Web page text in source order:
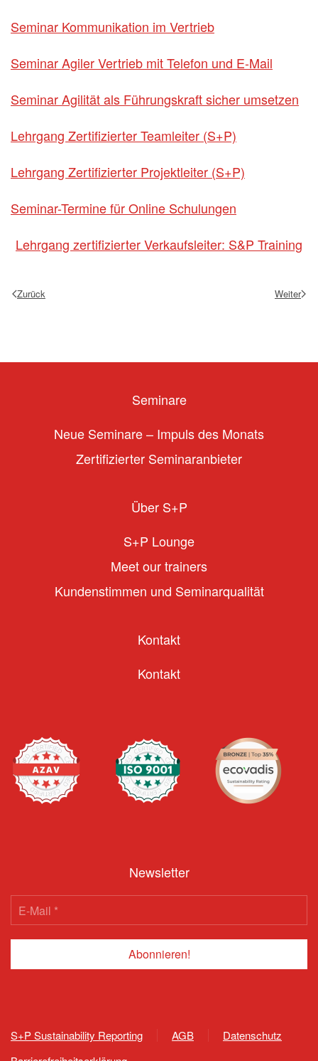
Seminar Kommunikation im Vertrieb
Seminar Agiler Vertrieb mit Telefon und E-Mail
Seminar Agilität als Führungskraft sicher umsetzen
Lehrgang Zertifizierter Teamleiter (S+P)
Lehrgang Zertifizierter Projektleiter (S+P)
Seminar-Termine für Online Schulungen
Lehrgang zertifizierter Verkaufsleiter: S&P Training
Zurück Weiter
Seminare
Neue Seminare – Impuls des Monats
Zertifizierter Seminaranbieter
Über S+P
S+P Lounge
Meet our trainers
Kundenstimmen und Seminarqualität
Kontakt
Kontakt
Newsletter
S+P Sustainability Reporting AGB
Datenschutz